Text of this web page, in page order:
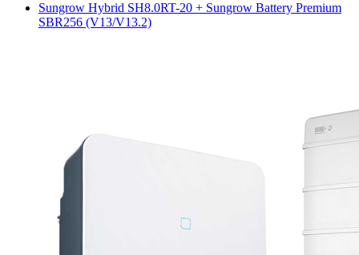
Sungrow Hybrid SH8.0RT-20 + Sungrow Battery Premium
SBR256 (V13/V13.2)